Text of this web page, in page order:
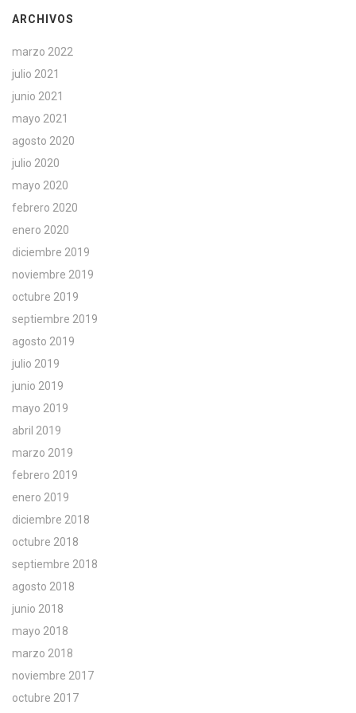
ARCHIVOS
marzo 2022
julio 2021
junio 2021
mayo 2021
agosto 2020
julio 2020
mayo 2020
febrero 2020
enero 2020
diciembre 2019
noviembre 2019
octubre 2019
septiembre 2019
agosto 2019
julio 2019
junio 2019
mayo 2019
abril 2019
marzo 2019
febrero 2019
enero 2019
diciembre 2018
octubre 2018
septiembre 2018
agosto 2018
junio 2018
mayo 2018
marzo 2018
noviembre 2017
octubre 2017